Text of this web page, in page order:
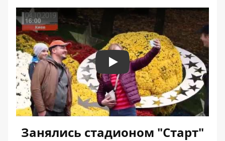
Play
Занялись стадионом "Старт"